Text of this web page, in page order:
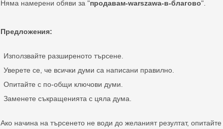
Няма намерени обяви за "продавам-warszawa-в-благово".
Предложения:
Използвайте разширеното търсене.
Уверете се, че всички думи са написани правилно.
Опитайте с по-общи ключови думи.
Заменете съкращенията с цяла дума.
Ако начина на търсенето не води до желаният резултат,